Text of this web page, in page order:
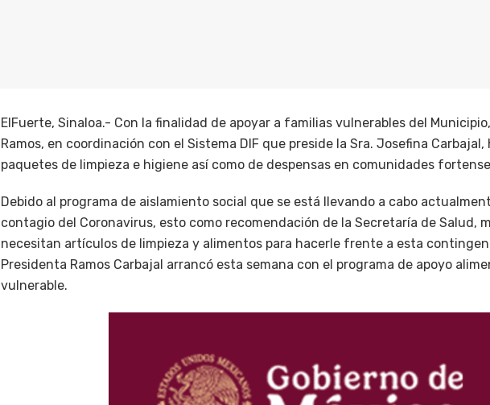
ElFuerte, Sinaloa.- Con la finalidad de apoyar a familias vulnerables del
Ramos, en coordinación con el Sistema DIF que preside la Sra. Josefina
paquetes de limpieza e higiene así como de despensas en comunidades
Debido al programa de aislamiento social que se está llevando a cabo
contagio del Coronavirus, esto como recomendación de la Secretaría de Salud,
necesitan artículos de limpieza y alimentos para hacerle frente a esta
Presidenta Ramos Carbajal arrancó esta semana con el programa de apoyo
vulnerable.